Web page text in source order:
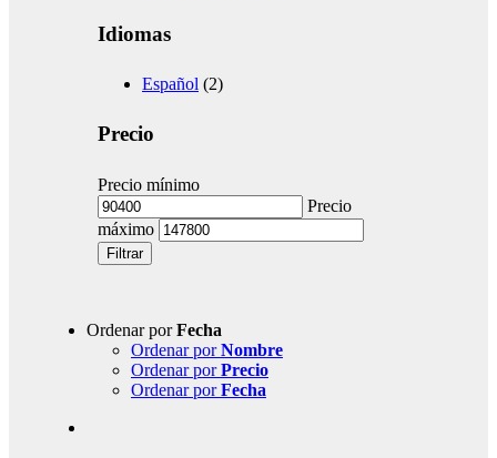
Idiomas
Español (2)
Precio
Precio mínimo
Precio
máximo
Filtrar
Ordenar porFecha
Ordenar porNombre
Ordenar porPrecio
Ordenar porFecha